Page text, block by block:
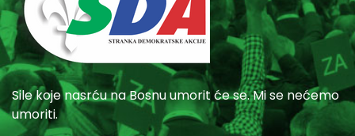
Sile koje nasrću na Bosnu umorit će se. Mi se nećemo
umoriti.